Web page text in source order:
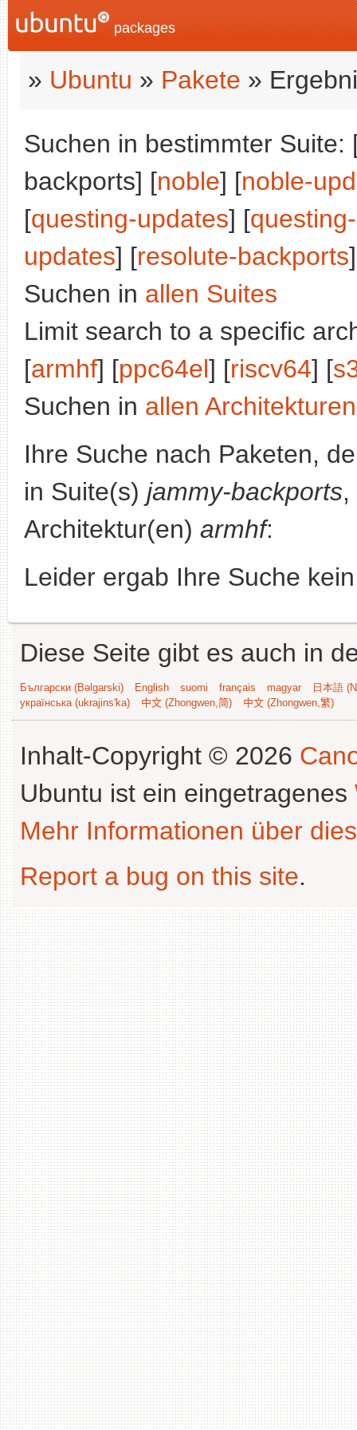
packages
» Ubuntu » Pakete »
Suchen in bestimmter Suite:
backports] [noble] [noble-
[questing-updates] [
updates] [resolute-backports
Suchen in allen Suites
Limit search to a specific
[armhf] [ppc64el] [riscv64] [
Suchen in allen Architekturen
Ihre Suche nach Paketen,
in Suite(s) jammy-backports
Architektur(en) armhf:
Leider ergab Ihre Suche
Diese Seite gibt es auch in
Български (Bəlgarski) English suomi français magyar
日本語
українська (ukrajins'ka)
中文 (Zhongwen,简) 中文 (Zhongwen,繁)
Inhalt-Copyright © 2026
Ubuntu ist ein eingetragenes
Mehr Informationen über
Report a bug on this site.